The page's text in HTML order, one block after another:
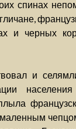
спинах
и черных
и